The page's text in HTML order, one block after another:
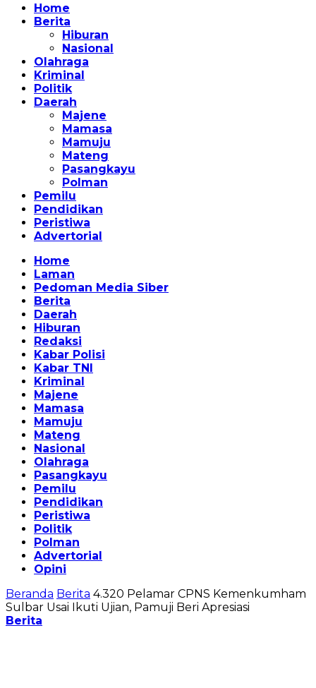
Home
Berita
Hiburan
Nasional
Olahraga
Kriminal
Politik
Daerah
Majene
Mamasa
Mamuju
Mateng
Pasangkayu
Polman
Pemilu
Pendidikan
Peristiwa
Advertorial
Home
Laman
Pedoman Media Siber
Berita
Daerah
Hiburan
Redaksi
Kabar Polisi
Kabar TNI
Kriminal
Majene
Mamasa
Mamuju
Mateng
Nasional
Olahraga
Pasangkayu
Pemilu
Pendidikan
Peristiwa
Politik
Polman
Advertorial
Opini
Beranda Berita 4.320 Pelamar CPNS Kemenkumham
Sulbar Usai Ikuti Ujian, Pamuji Beri Apresiasi
Berita